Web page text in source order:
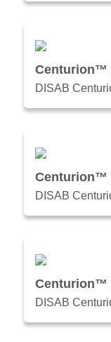
Centurion™
DISAB
Centurion™
DISAB
Centurion™
DISAB